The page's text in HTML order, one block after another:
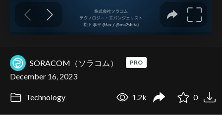
SORACOM（ソラコム） PRO
December 16, 2023
Technology 1.2k 0